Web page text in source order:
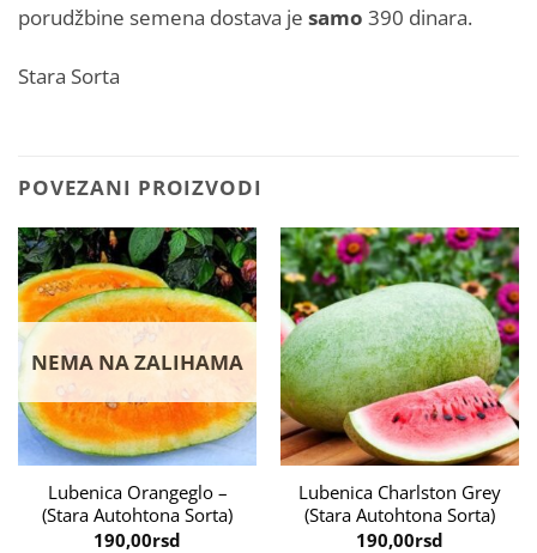
porudžbine semena dostava je samo 390 dinara.
Stara Sorta
POVEZANI PROIZVODI
NEMA NA ZALIHAMA
Lubenica Orangeglo –
(Stara Autohtona Sorta)
190,00rsd
Lubenica Charlston Grey
(Stara Autohtona Sorta)
190,00rsd